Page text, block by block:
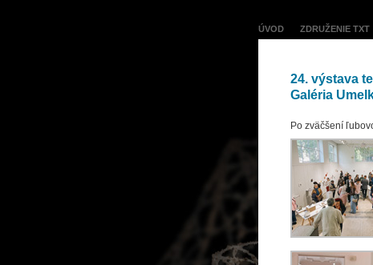
ÚVOD ZDRUŽENIE TXT
24. výstava
Galéria
Po zväčšení